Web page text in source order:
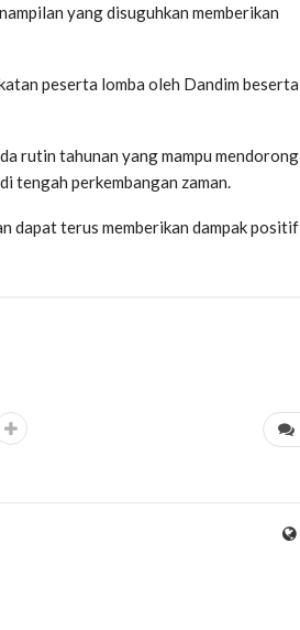
yang disuguhkan memberikan
peserta lomba oleh Dandim beserta
rutin tahunan yang mampu mendorong
tengah perkembangan zaman.
dapat terus memberikan dampak positif